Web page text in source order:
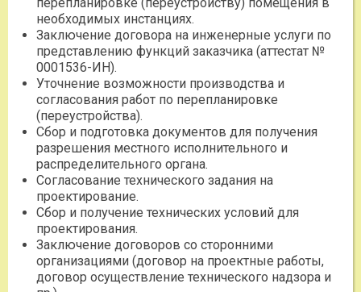
необходимых инстанциях.
Заключение договора на инженерные услуги по
представлению функций заказчика (аттестат №
0001536-ИН).
Уточнение возможности производства и
согласования работ по перепланировке
(переустройства).
Сбор и подготовка документов для получения
разрешения местного исполнительного и
распределительного органа.
Согласование технического задания на
проектирование.
Сбор и получение технических условий для
проектирования.
Заключение договоров со сторонними
организациями (договор на проектные работы,
договор осуществление технического надзора и